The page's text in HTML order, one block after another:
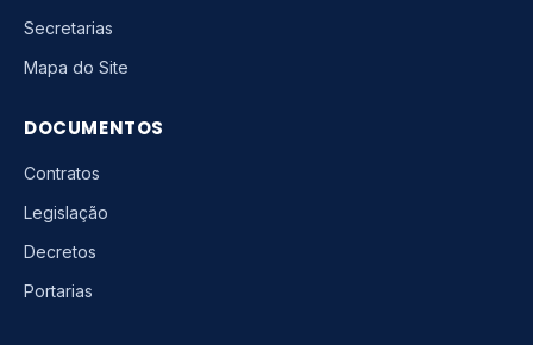
Secretarias
Mapa do Site
DOCUMENTOS
Contratos
Legislação
Decretos
Portarias